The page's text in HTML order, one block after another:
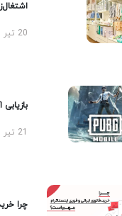
20 تیر 1405
چرا